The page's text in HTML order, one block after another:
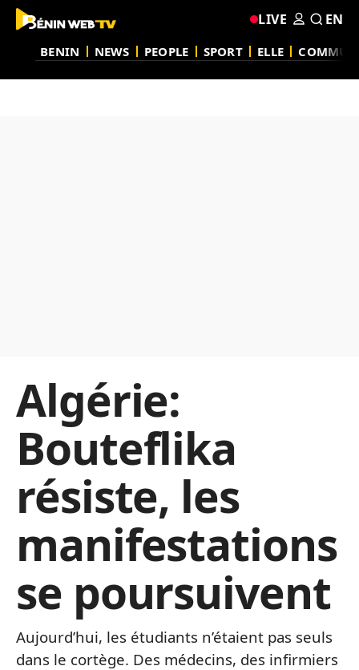
BENIN NEWS PEOPLE SPORT ELLE
LIVE EN
Algérie:
Bouteflika
résiste, les
manifestations
se poursuivent
Aujourd’hui, les étudiants n’étaient pas seuls
dans le cortège. Des médecins, des infirmiers